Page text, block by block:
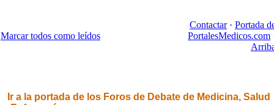
Marcar todos como leídos
Contactar· Portada
PortalesMedicos.com
Ir a la portada de los Foros de Debate de Medicina, Salud